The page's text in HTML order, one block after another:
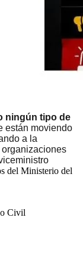
ningún tipo de
están moviendo
a la
del Ministerio del
Civil